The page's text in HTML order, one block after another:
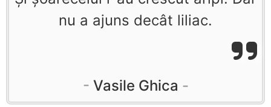
nu a ajuns decât liliac.
Vasile Ghica